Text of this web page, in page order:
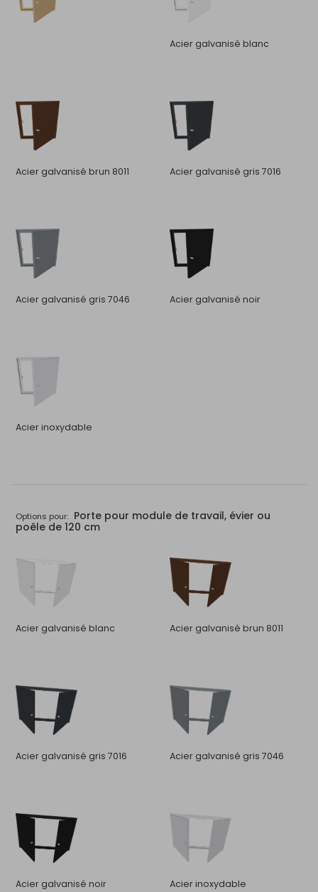
Acier galvanisé blanc
Acier galvanisé brun 8011 Acier galvanisé gris 7016
Acier galvanisé gris 7046 Acier galvanisé noir
Acier inoxydable
Options pour: Porte pour module de travail, évier ou
poêle de 120 cm
Acier galvanisé blanc Acier galvanisé brun 8011
Acier galvanisé gris 7016 Acier galvanisé gris 7046
Acier galvanisé noir Acier inoxydable